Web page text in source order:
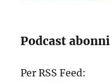
Podcast
Per RSS Feed: